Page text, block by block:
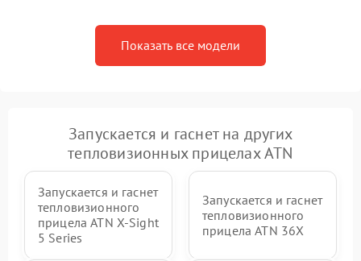
Показать все модели
Запускается и гаснет на других
тепловизионных прицелах ATN
Запускается и гаснет
тепловизионного
прицела ATN X‑Sight
5 Series
Запускается и гаснет
тепловизионного
прицела ATN 36X